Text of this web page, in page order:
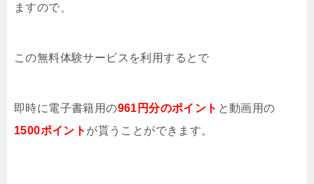
ますので、
この無料体験サービスを利用するとで
即時に電子書籍用の961円分のポイント と動画用の
1500ポイント が貰うことができます。